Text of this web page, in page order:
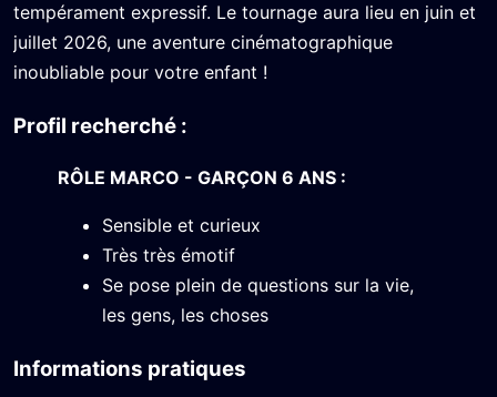
tempérament expressif. Le tournage aura lieu en juin et
juillet 2026, une aventure cinématographique
inoubliable pour votre enfant !
Profil recherché :
RÔLE MARCO - GARÇON 6 ANS :
Sensible et curieux
Très très émotif
Se pose plein de questions sur la vie,
les gens, les choses
Informations pratiques